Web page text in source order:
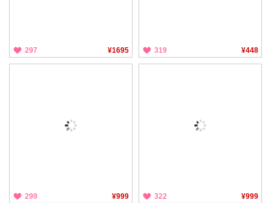
297 ¥1695 319 ¥448
299 ¥999 322 ¥999